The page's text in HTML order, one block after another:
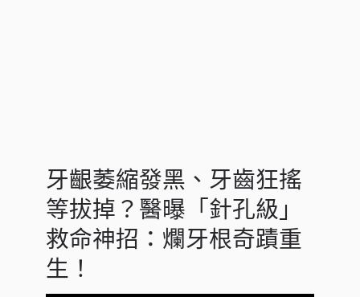
牙齦萎縮發黑、牙齒狂搖
等拔掉？醫曝「針孔級」
救命神招：爛牙根奇蹟重
生！